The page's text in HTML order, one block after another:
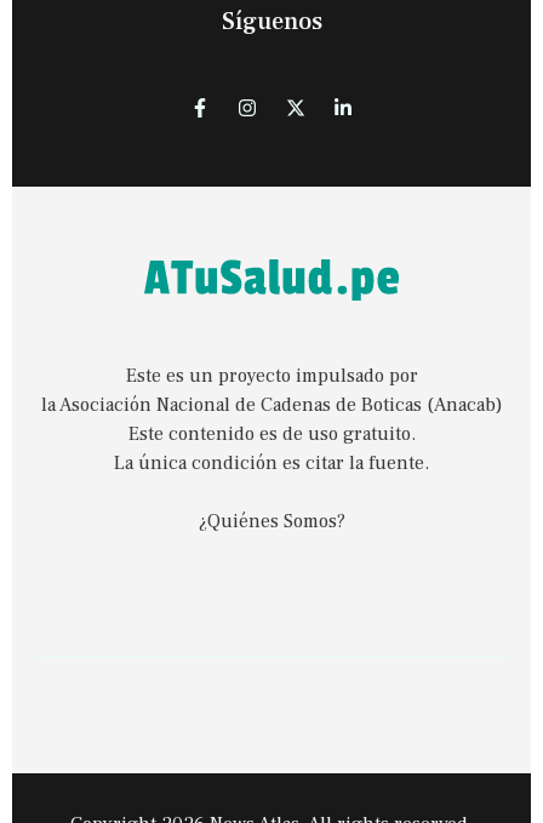
Síguenos
Este es un proyecto impulsado por
la Asociación Nacional de Cadenas de Boticas (Anacab)
Este contenido es de uso gratuito.
La única condición es citar la fuente.
¿Quiénes Somos?